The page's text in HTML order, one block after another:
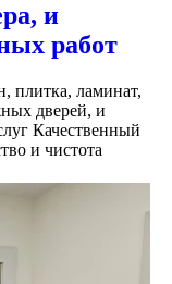
и
работ
плитка, ламинат,
дверей, и
Качественный
и чистота